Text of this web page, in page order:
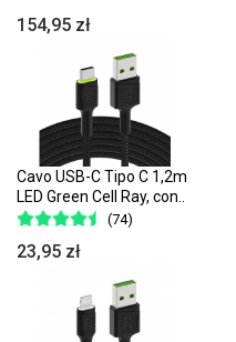
154,95 zł
Cavo USB-C Tipo C 1,2m
LED Green Cell Ray, con..
(74)
23,95 zł